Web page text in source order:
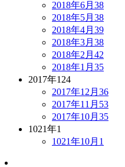
2018年6月 38
2018年5月 38
2018年4月 39
2018年3月 38
2018年2月 42
2018年1月 35
2017年124
2017年12月 36
2017年11月 53
2017年10月 35
1021年1
1021年10月 1